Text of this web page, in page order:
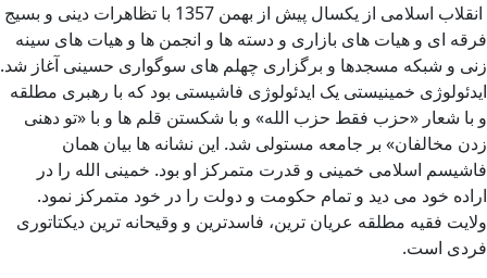
انقلاب اسلامی از یکسال پیش از بهمن 1357 با تظاهرات دینی و بسیج
فرقه ای و هیات های بازاری و دسته ها و انجمن ها و هیات های سینه
زنی و شبکه مسجدها و برگزاری چهلم های سوگواری حسینی آغاز شد.
ایدئولوژی خمینیستی یک ایدئولوژی فاشیستی بود که با رهبری مطلقه
و با شعار «حزب فقط حزب الله» و با شکستن قلم ها و با «تو دهنی
زدن مخالفان» بر جامعه مستولی شد. این نشانه ها بیان همان
فاشیسم اسلامی خمینی و قدرت متمرکز او بود. خمینی الله را در
اراده خود می دید و تمام حکومت و دولت را در خود متمرکز نمود.
ولایت فقیه مطلقه عریان ترین، فاسدترین و وقیحانه ترین دیکتاتوری
فردی است.